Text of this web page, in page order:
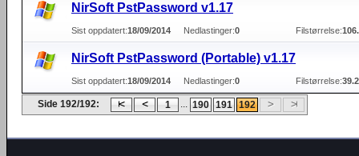
NirSoft PstPassword v1.17
Sist oppdatert:18/09/2014 Nedlastinger:0 Filstørrelse:
NirSoft PstPassword (Portable) v1.17
Sist oppdatert:18/09/2014 Nedlastinger:0 Filstørrelse:
Side 192/192: 1 ... 190 191 192